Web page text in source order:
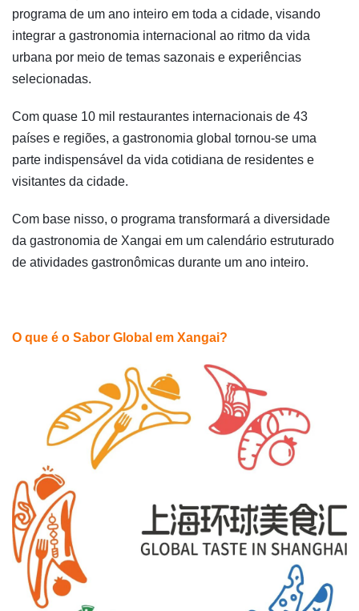
programa de um ano inteiro em toda a cidade, visando
integrar a gastronomia internacional ao ritmo da vida
urbana por meio de temas sazonais e experiências
selecionadas.
Com quase 10 mil restaurantes internacionais de 43
países e regiões, a gastronomia global tornou-se uma
parte indispensável da vida cotidiana de residentes e
visitantes da cidade.
Com base nisso, o programa transformará a diversidade
da gastronomia de Xangai em um calendário estruturado
de atividades gastronômicas durante um ano inteiro.
O que é o Sabor Global em Xangai?